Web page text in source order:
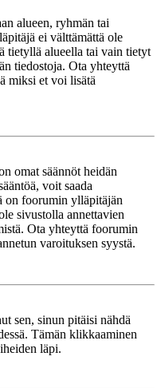
alueen, ryhmän tai
ei välttämättä ole
tietyllä alueella tai vain tietyt
tiedostoja. Ota yhteyttä
miksi et voi lisätä
omat säännöt heidän
voit saada
on foorumin ylläpitäjän
sivustolla annettavien
Ota yhteyttä foorumin
varoituksen syystä.
sen, sinun pitäisi nähdä
Tämän klikkaaminen
läpi.